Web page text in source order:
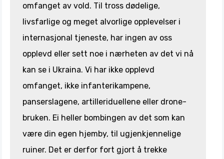
omfanget av vold. Til tross dødelige,
livsfarlige og meget alvorlige opplevelser i
internasjonal tjeneste, har ingen av oss
opplevd eller sett noe i nærheten av det vi nå
kan se i Ukraina. Vi har ikke opplevd
omfanget, ikke infanterikampene,
panserslagene, artilleriduellene eller drone-
bruken. Ei heller bombingen av det som kan
være din egen hjemby, til ugjenkjennelige
ruiner. Det er derfor fort gjort å trekke